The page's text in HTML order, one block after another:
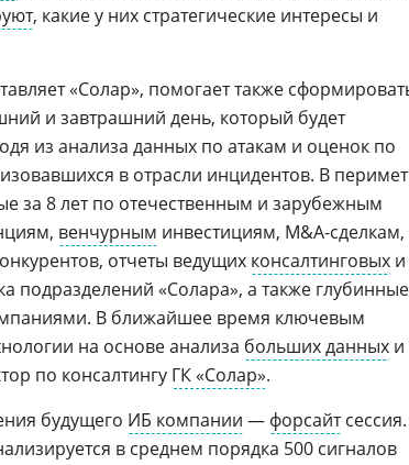
, какие у них стратегические интересы и
«Солар», помогает также
и завтрашний день, который будет
из анализа данных по атакам и оценок по
в отрасли инцидентов. В
за 8 лет по отечественным и зарубежным
венчурным инвестициям, M&A-сделкам,
отчеты ведущих консалтинговых и
подразделений «Солара», а также глубинные
В ближайшее время ключевым
на основе анализа больших данных и
по консалтингу ГК «Солар».
будущего ИБ компании — форсайтсессия.
в среднем порядка 500 сигналов